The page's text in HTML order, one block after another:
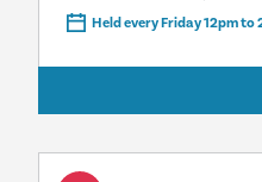
Held every Friday 12pm to